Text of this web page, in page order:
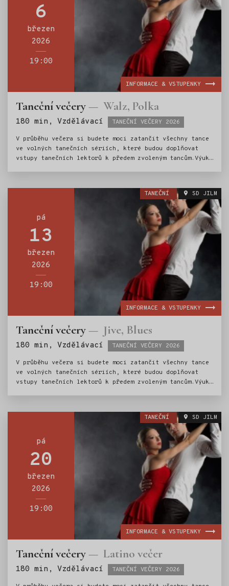
6
březen
2026
19:00
Taneční večery Walz, Polka
180 min, Vzdělávací Štítky:
TANEČNÍ VEČERY 2026
V průběhu večera si budete moci zatančit všechny tance
ve volných tanečních sériích, které budou doplňovat
vstupy tanečních lektorů k předem zvoleným tancům.Výuka
k zakoupení permanentku v hodnotě 750,- (permanentka
umožňuje vstup na 5 tanečních výukových lekcí a vstup
INFORMACE & VSTUPENKY
pá
13
březen
2026
19:00
TANEČNÍ SD JILM
Taneční večery Jive, Blues
180 min, Vzdělávací Štítky:
TANEČNÍ VEČERY 2026
V průběhu večera si budete moci zatančit všechny tance
ve volných tanečních sériích, které budou doplňovat
vstupy tanečních lektorů k předem zvoleným tancům.Výuka
k zakoupení permanentku v hodnotě 750,- (permanentka
umožňuje vstup na 5 tanečních výukových lekcí a vstup
INFORMACE & VSTUPENKY
pá
20
březen
2026
19:00
TANEČNÍ SD JILM
Taneční večery Latino večer
180 min, Vzdělávací Štítky:
TANEČNÍ VEČERY 2026
INFORMACE & VSTUPENKY